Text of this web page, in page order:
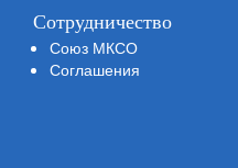
Сотрудничество
Союз МКСО
Соглашения